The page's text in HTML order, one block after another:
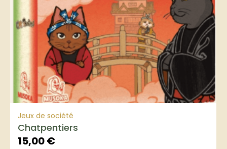
Jeux de société
Chatpentiers
15,00€